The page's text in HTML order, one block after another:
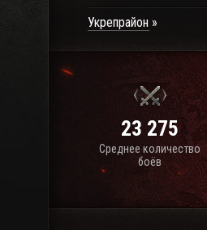
Укрепрайон
23 275
Среднее количество
боёв